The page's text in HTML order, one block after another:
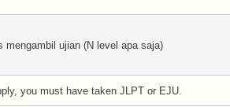
mengambil ujian (N level apa saja)
you must have taken JLPT or EJU.